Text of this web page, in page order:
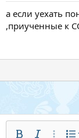
а если уехать
,приученные к